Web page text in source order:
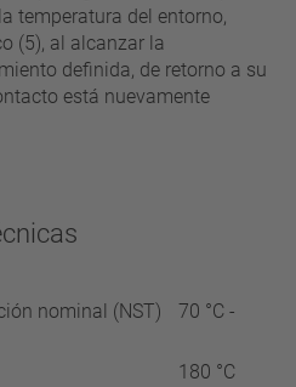
temperatura del entorno,
(5), al alcanzar la
definida, de retorno a su
está nuevamente
nominal (NST) 70 °C -
180 °C